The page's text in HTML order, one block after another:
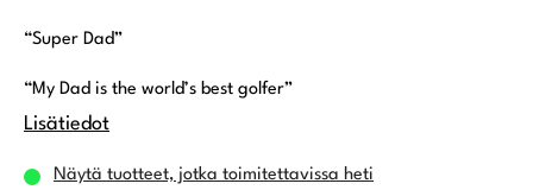
“Super Dad”
“My Dad is the world’s best golfer”
Lisätiedot
Näytä tuotteet, jotka toimitettavissa heti